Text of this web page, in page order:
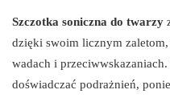
Szczotka soniczna do twarzy
dzięki swoim licznym
wadach i
doświadczać podrażnień,